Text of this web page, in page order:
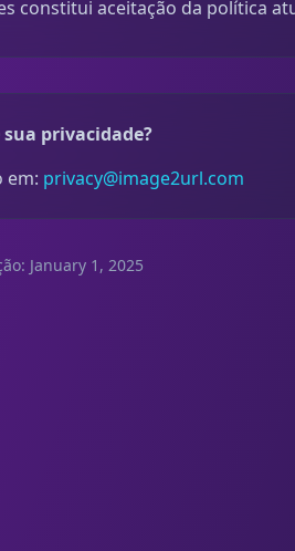
constitui aceitação da política
privacidade?
em: privacy@image2url.com
January 1, 2025